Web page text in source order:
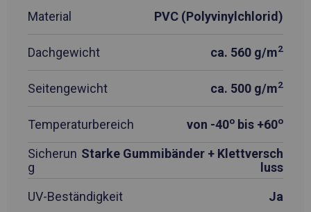
Material PVC (Polyvinylchlorid)
Dachgewicht ca. 560 g/m2
Seitengewicht ca. 500 g/m2
Temperaturbereich von -40o bis +60o
Sicherun
g
Starke Gummibänder + Klettversch
luss
UV-Beständigkeit
Ja